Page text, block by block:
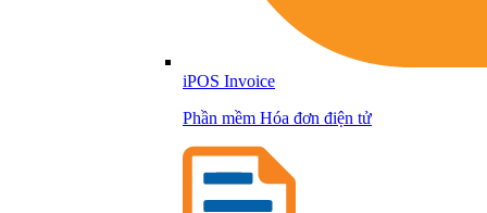
iPOS Invoice
Phần mềm Hóa đơn điện tử